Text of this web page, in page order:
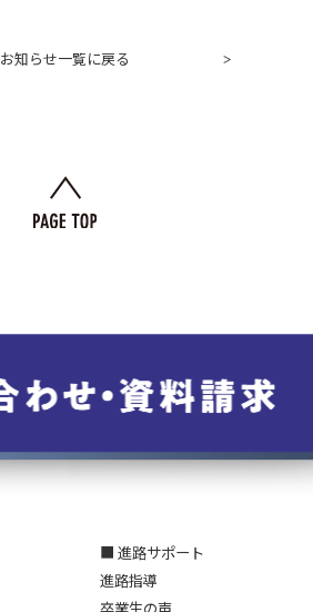
お知らせ一覧に戻る >
■ 進路サポート
進路指導
卒業生の声